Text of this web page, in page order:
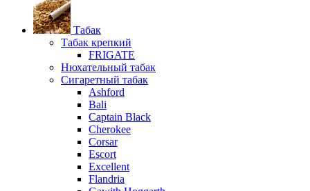
Табак
Табак крепкий
FRIGATE
Нюхательный табак
Сигаретный табак
Ashford
Bali
Captain Black
Cherokee
Corsar
Escort
Excellent
Flandria